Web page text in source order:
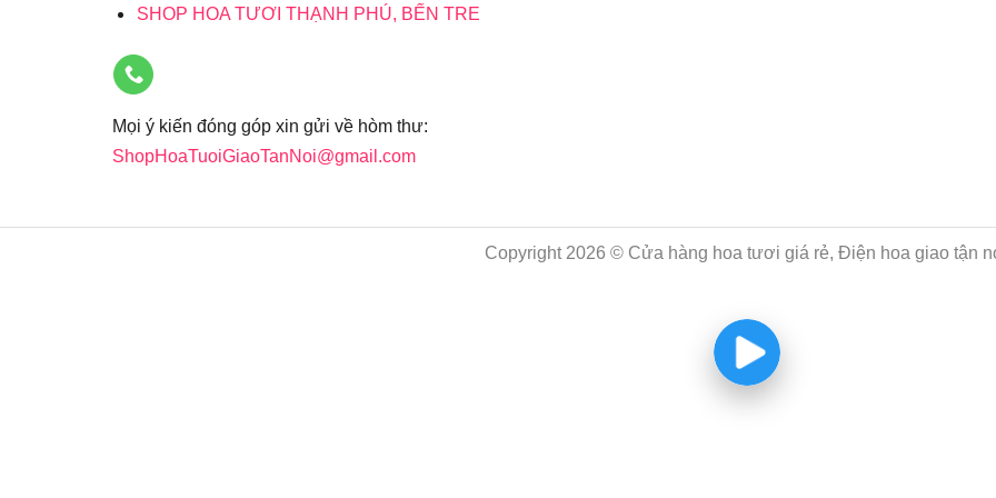
SHOP HOA TƯƠI THẠNH PHÚ, BẾN TRE
Mọi ý kiến đóng góp xin gửi về hòm thư:
ShopHoaTuoiGiaoTanNoi@gmail.com
Copyright 2026 © Cửa hàng hoa tươi giá rẻ, Điện hoa giao tận